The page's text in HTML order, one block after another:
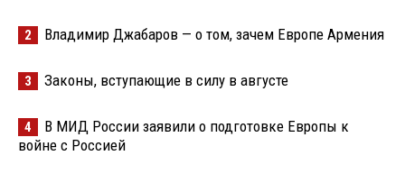
2 Владимир Джабаров — о том, зачем Европе Армения
3 Законы, вступающие в силу в августе
4
В МИД России заявили о подготовке Европы к
войне с Россией